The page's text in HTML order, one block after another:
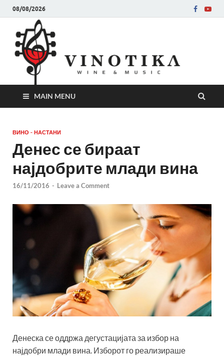
08/08/2026
MAIN MENU
ВИНО - НАСТАНИ
Денес се бираат
најдобрите млади вина
16/11/2016 - Leave a Comment
Денеска се оддржа дегустацијата за избор на
најдобри млади вина. Изборот го реализираше